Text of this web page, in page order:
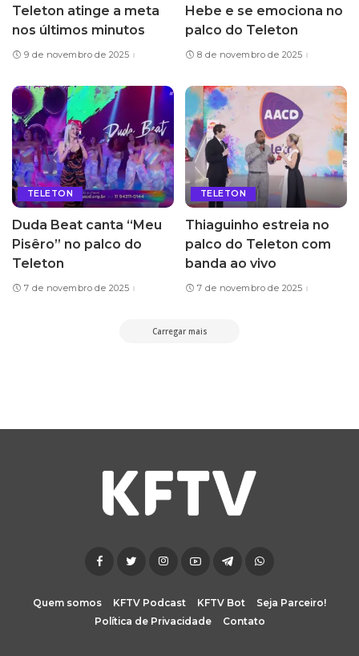
Teleton atinge a meta
nos últimos minutos
9 de novembro de 2025
Hebe e se emociona no
palco do Teleton
8 de novembro de 2025
TELETON
Duda Beat canta “Meu
Pisêro” no palco do
Teleton
7 de novembro de 2025
TELETON
Thiaguinho estreia no
palco do Teleton com
banda ao vivo
7 de novembro de 2025
Carregar mais
Quem somos KFTV Podcast KFTV Bot
Seja Parceiro!
Política de Privacidade
Contato